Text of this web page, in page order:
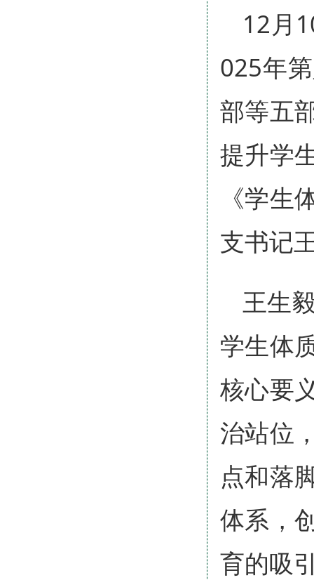
12月
025年
部等五
提升学
《学
支书记
王生
学生体
核心要
治站位
点和落
体系，
育的吸